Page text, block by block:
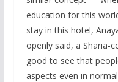
education for this
stay in this hotel,
openly said, a Sharia-
good to see that
aspects even in